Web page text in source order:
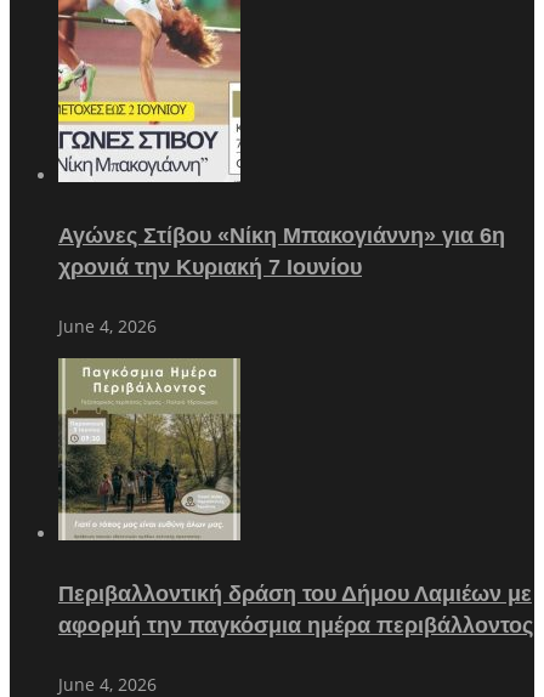
Αγώνες Στίβου «Νίκη Μπακογιάννη» για 6η
χρονιά την Κυριακή 7 Ιουνίου
June 4, 2026
Περιβαλλοντική δράση του Δήμου Λαμιέων με
αφορμή την παγκόσμια ημέρα περιβάλλοντος
June 4, 2026